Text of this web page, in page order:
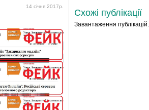
14 січня 2017р.
Схожі публікації
Завантаження публікацій...